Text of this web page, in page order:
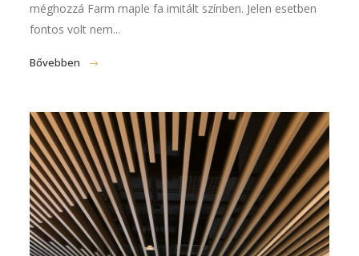
méghozzá Farm maple fa imitált színben. Jelen esetben
fontos volt nem...
Bővebben